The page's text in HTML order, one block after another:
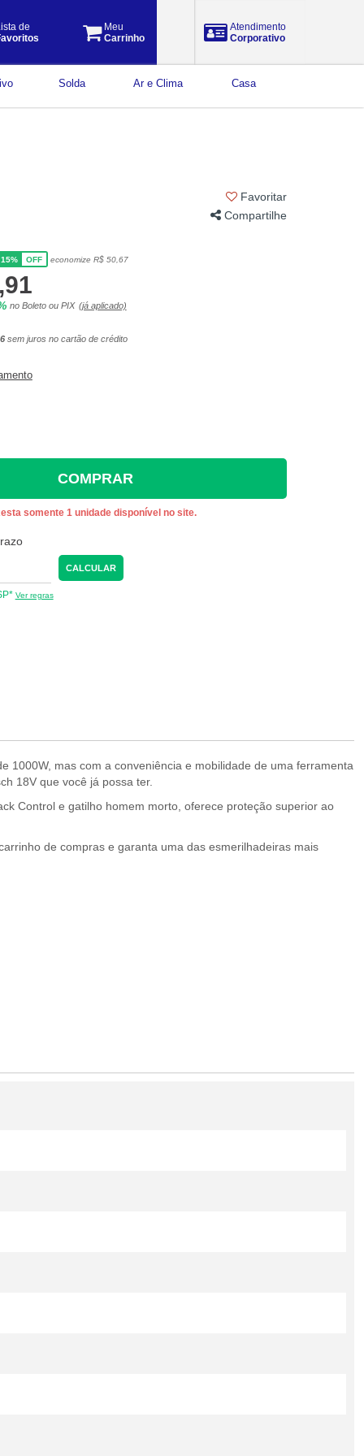
de
Meu
Carrinho
Atendimento
Corporativo
Solda Ar e Clima Casa
Favoritar
Compartilhe
15% OFF economize R$ 50,67
no Boleto ou PIX (já aplicado)
sem juros no cartão de crédito
COMPRAR
somente 1 unidade disponível no site.
CALCULAR
Ver regras
1000W, mas com a conveniência e mobilidade de uma ferramenta
18V que você já possa ter.
Control e gatilho homem morto, oferece proteção superior ao
de compras e garanta uma das esmerilhadeiras mais